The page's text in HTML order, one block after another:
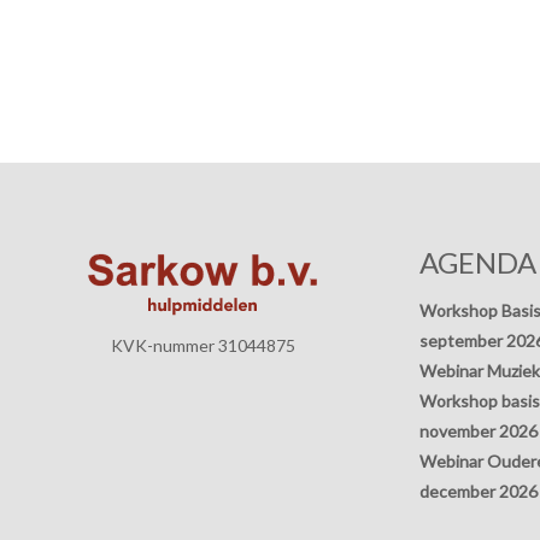
KVK-nummer 31044875
AGENDA
Workshop
september
Webinar
Workshop
november 2026
Webinar
december 2026